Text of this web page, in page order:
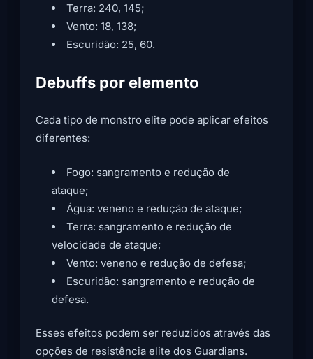
Terra: 240, 145;
Vento: 18, 138;
Escuridão: 25, 60.
Debuffs por elemento
Cada tipo de monstro elite pode aplicar efeitos
diferentes:
Fogo: sangramento e redução de
ataque;
Água: veneno e redução de ataque;
Terra: sangramento e redução de
velocidade de ataque;
Vento: veneno e redução de defesa;
Escuridão: sangramento e redução de
defesa.
Esses efeitos podem ser reduzidos através das
opções de resistência elite dos Guardians.